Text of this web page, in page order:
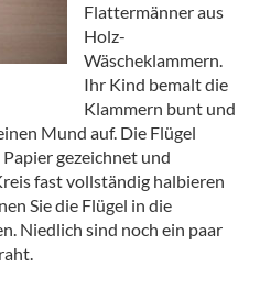
Flattermänner aus
Holz-
Wäscheklammern.
Ihr Kind bemalt die
Klammern bunt und
Mund auf. Die Flügel
gezeichnet und
fast vollständig halbieren
Sie die Flügel in die
Niedlich sind noch ein paar